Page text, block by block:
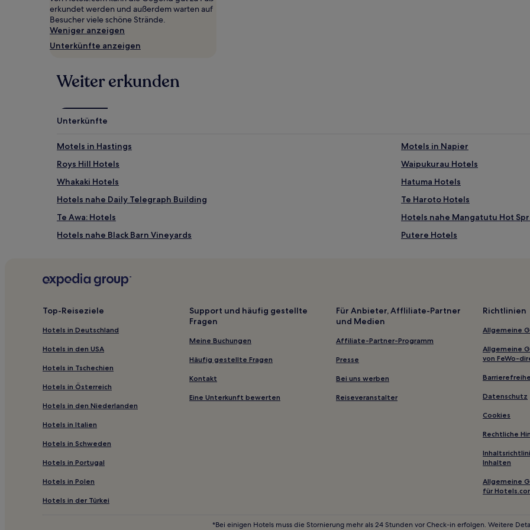
2 Erwachsenen
gefunden
wurde.
Preise
und
sich
ändern.
können
zusätzliche
gelten.
erkundet werden und außerdem warten auf
Besucher viele schöne Strände.
Weniger anzeigen
Unterkünfte anzeigen
Weiter erkunden
Unterkünfte
Motels in Hastings
Motels in Napier
Roys Hill Hotels
Waipukurau Hotels
Whakaki Hotels
Hatuma Hotels
Hotels nahe Daily Telegraph Building
Te Haroto Hotels
Te Awa: Hotels
Hotels nahe Mangatutu Hot
Hotels nahe Black Barn Vineyards
Putere Hotels
Ocean Beach Hotels
Omahu Hotels
Hotels nahe Waipunga Falls
Hotels nahe Good Fun Bike Rides
Meeanee: Hotels
Hotels nahe Central Hawkes Bay College
Hastings District: Hotels
Awatoto: Hotels
Hotels nahe Hawke's Bay
Dartmoor Hotels
Hotels nahe Cape Kidnappers
Luxus in Napier
Strand in Napier
Hotels mit Parkplatz in Ahuriri
4-Sterne-Hotels in Napier Süd
Top-Reiseziele
Hotels in Deutschland
Hotels in den USA
Hotels in Tschechien
Hotels in Österreich
Hotels in den Niederlanden
Hotels in Italien
Hotels in Schweden
Hotels in Portugal
Hotels in Polen
Hotels in der Türkei
Support und häufig gestellte
Fragen
Meine Buchungen
Häufig gestellte Fragen
Kontakt
Eine Unterkunft bewerten
Für Anbieter, Affliliate-Partner
und Medien
Affiliate-Partner-Programm
Presse
Bei uns werben
Reiseveranstalter
Richtlinien
Allgemeine
Allgemeine
von FeWo-
Datenschutz
Cookies
Rechtliche
Inhalten
Allgemeine
für
*Bei einigen Hotels muss die Stornierung mehr als 24 Stunden vor Check-in erfolgen. Weitere